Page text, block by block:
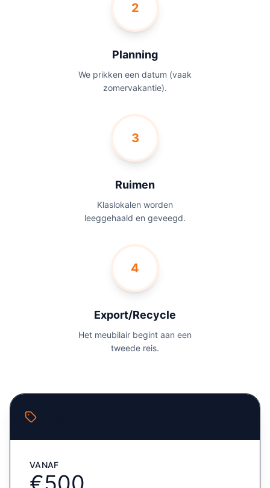
2
Planning
We prikken een datum (vaak
zomervakantie).
3
Ruimen
Klaslokalen worden
leeggehaald en geveegd.
4
Export/Recycle
Het meubilair begint aan een
tweede reis.
VANAF